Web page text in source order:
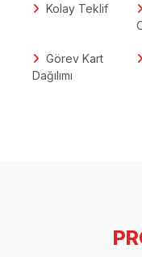
Kolay Teklif
Görev Kart
Dağılımı